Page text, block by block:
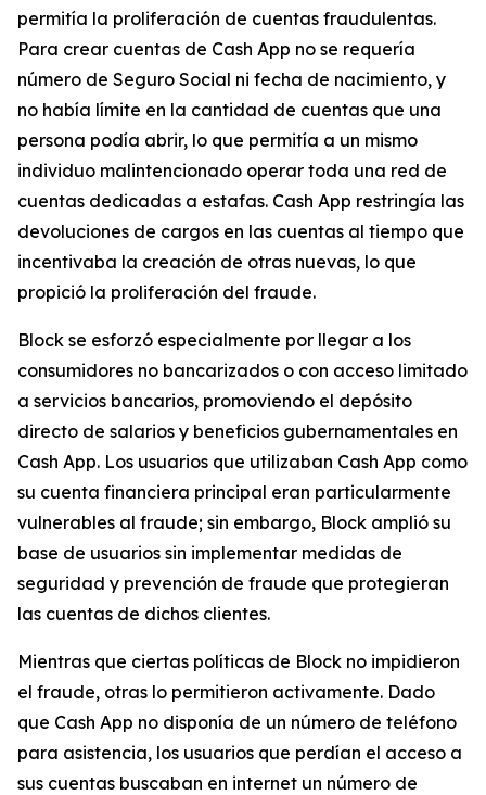
permitía la proliferación de cuentas fraudulentas.
Para crear cuentas de Cash App no ​​se requería
número de Seguro Social ni fecha de nacimiento, y
no había límite en la cantidad de cuentas que una
persona podía abrir, lo que permitía a un mismo
individuo malintencionado operar toda una red de
cuentas dedicadas a estafas. Cash App restringía las
devoluciones de cargos en las cuentas al tiempo que
incentivaba la creación de otras nuevas, lo que
propició la proliferación del fraude.
Block se esforzó especialmente por llegar a los
consumidores no bancarizados o con acceso limitado
a servicios bancarios, promoviendo el depósito
directo de salarios y beneficios gubernamentales en
Cash App. Los usuarios que utilizaban Cash App como
su cuenta financiera principal eran particularmente
vulnerables al fraude; sin embargo, Block amplió su
base de usuarios sin implementar medidas de
seguridad y prevención de fraude que protegieran
las cuentas de dichos clientes.
Mientras que ciertas políticas de Block no impidieron
el fraude, otras lo permitieron activamente. Dado
que Cash App no ​​disponía de un número de teléfono
para asistencia, los usuarios que perdían el acceso a
sus cuentas buscaban en internet un número de